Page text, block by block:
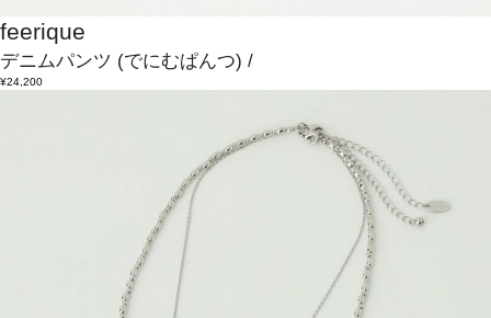
feerique
デニムパンツ (でにむぱんつ) /
¥24,200